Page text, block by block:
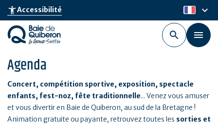
Aller
au
contenu
principal
accessibility_newAccessibilité fr
keyboard_arrow_down
Agenda
Concert, compétition sportive, exposition, spectacle
enfants, fest-noz, fête traditionnelle... Venez vous amuser
et vous divertir en Baie de Quiberon, au sud de la Bretagne !
Animation gratuite ou payante, retrouvez toutes les sorties et